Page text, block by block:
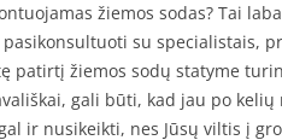
žiemos sodas? Tai
su specialistais,
patirtį žiemos sodų statyme
gali būti, kad jau po
ir nusikeikti, nes Jūsų viltis į